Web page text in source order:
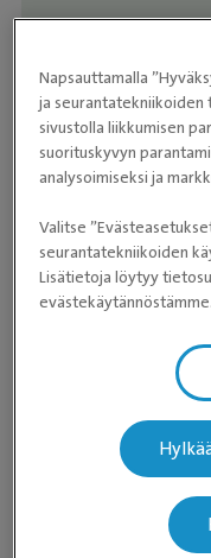
Kissan tarttuvat
Kissan
Koirien ja kissojen
Neurologia ja
Nukuttaminen eli
Radiojodihoito
Napsauttamalla
ja seurantatekniikoiden
sivustolla liikkumisen
suorituskyvyn
analysoimiseksi ja
Valitse
seurantatekniikoiden
Lisätietoja löytyy
evästekäytännöstämme.